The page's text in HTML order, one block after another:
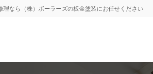
なら（株）ボーラーズの板金塗装にお任せください